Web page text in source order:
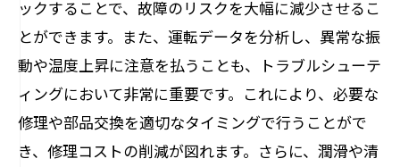
ックすることで、故障のリスクを大幅に減少させるこ
とができます。また、運転データを分析し、異常な振
動や温度上昇に注意を払うことも、トラブルシューテ
ィングにおいて非常に重要です。これにより、必要な
修理や部品交換を適切なタイミングで行うことがで
き、修理コストの削減が図れます。さらに、潤滑や清